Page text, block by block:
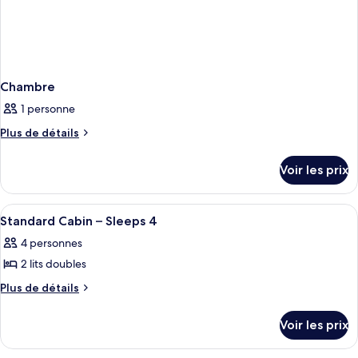
Chambre
1 personne
Plus de détails
Plus
le
type
de
Chambre
Voir les prix
Afficher
toutes
les
photos
pour
de
Une chambre à coucher avec un lit,
5
Standard Cabin – Sleeps 4
4 personnes
2 lits doubles
Plus de détails
Plus
le
Voir les prix